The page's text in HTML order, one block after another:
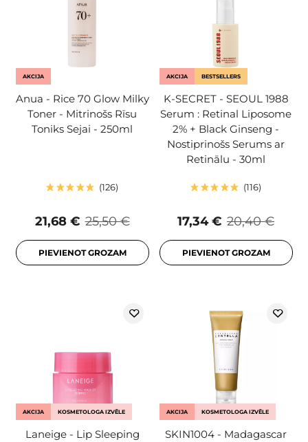
AKCIJA
Anua - Rice 70 Glow Milky
Toner - Mitrinošs Rīsu
Toniks Sejai - 250ml
126
25,50 €
21,68 €
PIEVIENOT GROZAM
AKCIJA BESTSELLERS
K-SECRET - SEOUL 1988
Serum : Retinal Liposome
2% + Black Ginseng -
Nostiprinošs Serums ar
Retinālu - 30ml
116
20,40 €
17,34 €
PIEVIENOT GROZAM
AKCIJA KOSMETOLOGA IZVĒLE
Laneige - Lip Sleeping
AKCIJA KOSMETOLOGA IZVĒLE
SKIN1004 - Madagascar